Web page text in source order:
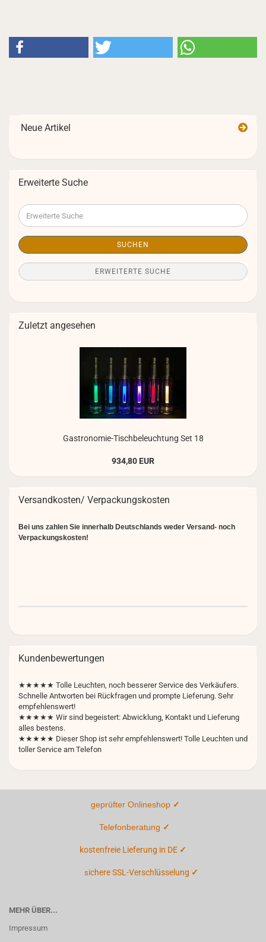
Neue Artikel
Erweiterte Suche
Erweiterte
Suche
SUCHEN
ERWEITERTE SUCHE
Zuletzt angesehen
Gastronomie-​Tischbeleuchtung Set 18
934,80 EUR
Versandkosten/ Verpackungskosten
Bei uns zahlen Sie innerhalb Deutschlands weder Versand- noch
Verpackungskosten!
Kundenbewertungen
★★★★★ Tolle Leuchten, noch besserer Service des Verkäufers.
Schnelle Antworten bei Rückfragen und prompte Lieferung. Sehr
empfehlenswert!
★★★★★ Wir sind begeistert: Abwicklung, Kontakt und Lieferung
alles bestens.
★★★★★ Dieser Shop ist sehr empfehlenswert! Tolle Leuchten und
toller Service am Telefon
geprüfter Onlineshop ✓
Telefonberatung ✓
kostenfreie Lieferung in DE ✓
sichere SSL-Verschlüsselung ✓
MEHR ÜBER...
Impressum